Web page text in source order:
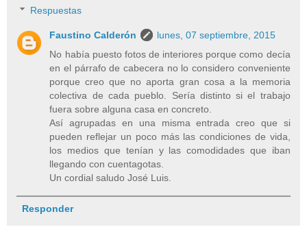
Respuestas
Faustino Calderón
lunes, 07 septiembre, 2015
No había puesto fotos de interiores porque como decía
en el párrafo de cabecera no lo considero conveniente
porque creo que no aporta gran cosa a la memoria
colectiva de cada pueblo. Sería distinto si el trabajo
fuera sobre alguna casa en concreto.
Así agrupadas en una misma entrada creo que si
pueden reflejar un poco más las condiciones de vida,
los medios que tenían y las comodidades que iban
llegando con cuentagotas.
Un cordial saludo José Luis.
Responder